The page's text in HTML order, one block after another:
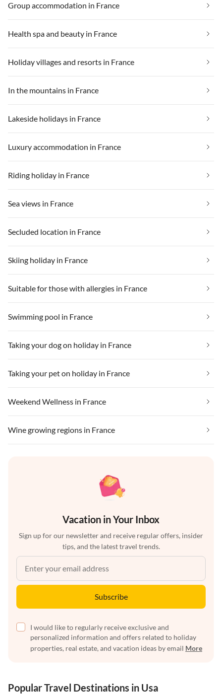
Group accommodation in France
Health spa and beauty in France
Holiday villages and resorts in France
In the mountains in France
Lakeside holidays in France
Luxury accommodation in France
Riding holiday in France
Sea views in France
Secluded location in France
Skiing holiday in France
Suitable for those with allergies in France
Swimming pool in France
Taking your dog on holiday in France
Taking your pet on holiday in France
Weekend Wellness in France
Wine growing regions in France
Vacation in Your Inbox
Sign up for our newsletter and receive regular offers, insider
tips, and the latest travel trends.
Subscribe
I would like to regularly receive exclusive and
personalized information and offers related to holiday
properties, real estate, and vacation ideas by email More
Popular Travel Destinations in Usa